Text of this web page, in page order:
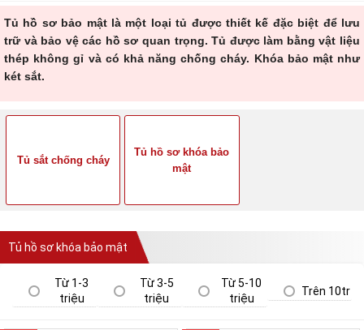
Tủ hồ sơ bảo mậtlà một loại tủ được thiết kế đặc biệt để lưu
trữ và bảo vệ các hồ sơ quan trọng. Tủ được làm bằng vật liệu
thép không gỉ và có khả năng chống cháy. Khóa bảo mật như
két sắt.
Tủ sắt chống cháy
Tủ hồ sơ khóa bảo
mật
Tủ hồ sơ khóa bảo mật
Từ 1-3
triệu
Từ 3-5
triệu
Từ 5-10
triệu
Trên 10tr